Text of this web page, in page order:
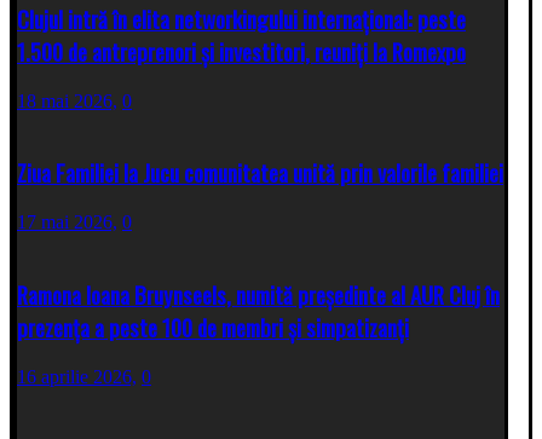
Clujul intră în elita networkingului internațional: peste
1.500 de antreprenori și investitori, reuniți la Romexpo
18 mai 2026, 0
Ziua Familiei la Jucu comunitatea unită prin valorile familiei
17 mai 2026, 0
Ramona Ioana Bruynseels, numită președinte al AUR Cluj în
prezența a peste 100 de membri și simpatizanți
16 aprilie 2026, 0